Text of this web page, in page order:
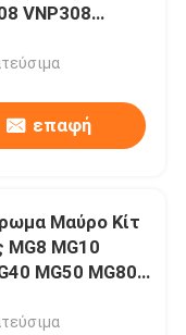
VNP308
επαφή
Μαύρο Κίτ
MG10
MG50 MG80
605 612 615 625